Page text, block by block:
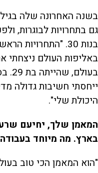
בשנה האחרונה שלה
גם בתחרויות לבוגרות,
בנות 30.
באליפות העולם ניצחתי
ייחסתי חשיבות גדולה
היכולת שלי".
המאמן שלך, יחיעם
בארץ. מה מיוחד
"הוא המאמן הכי טוב